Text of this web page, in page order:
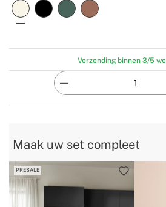
Verzending binnen 3/5
Maak uw set compleet
PRESALE